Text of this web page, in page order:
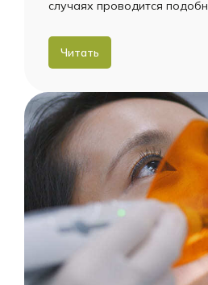
случаях проводится
Читать